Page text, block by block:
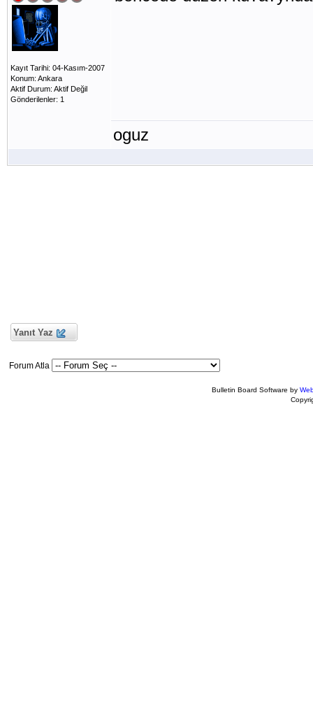
Kayıt Tarihi: 04-Kasım-2007
Konum: Ankara
Aktif Durum: Aktif Değil
Gönderilenler: 1
oguz
Yanıt Yaz
Forum Atla
Bulletin Board Software by